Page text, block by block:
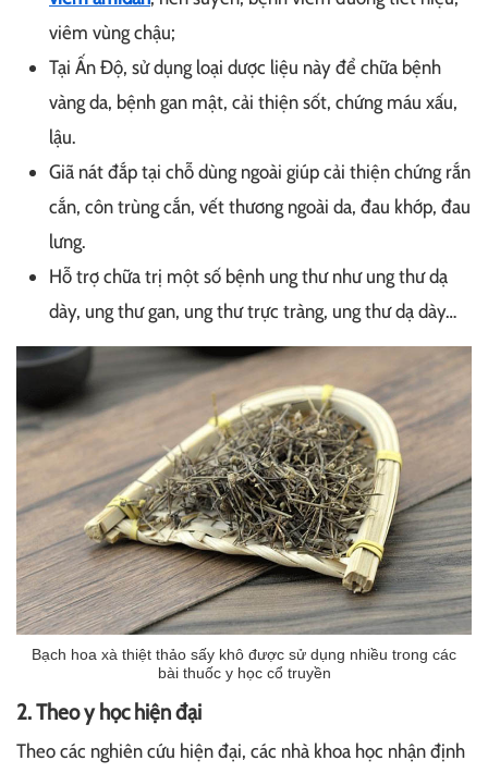
viêm vùng chậu;
Tại Ấn Độ, sử dụng loại dược liệu này để chữa bệnh
vàng da, bệnh gan mật, cải thiện sốt, chứng máu xấu,
lậu.
Giã nát đắp tại chỗ dùng ngoài giúp cải thiện chứng rắn
cắn, côn trùng cắn, vết thương ngoài da, đau khớp, đau
lưng.
Hỗ trợ chữa trị một số bệnh ung thư như ung thư dạ
dày, ung thư gan, ung thư trực tràng, ung thư dạ dày…
Bạch hoa xà thiệt thảo sấy khô được sử dụng nhiều trong các
bài thuốc y học cổ truyền
2. Theo y học hiện đại
Theo các nghiên cứu hiện đại, các nhà khoa học nhận định